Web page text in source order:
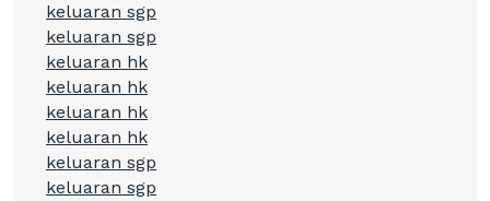
keluaran sgp
keluaran sgp
keluaran hk
keluaran hk
keluaran hk
keluaran hk
keluaran sgp
keluaran sgp